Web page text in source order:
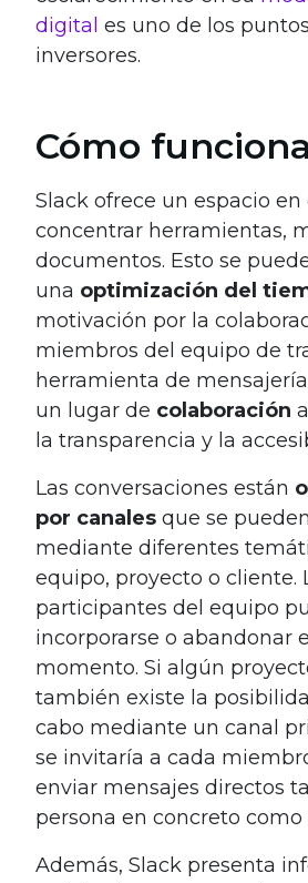
digital es uno de los
inversores.
Cómo funciona
Slack ofrece un espacio
concentrar herramientas,
documentos. Esto se
una optimización del
motivación por la
miembros del equipo de
herramienta de
un lugar de colaboración
la transparencia y la
Las conversaciones están
por canales que se
mediante diferentes
equipo, proyecto o cliente.
participantes del equipo
incorporarse o abandonar
momento. Si algún
también existe la
cabo mediante un canal
se invitaría a cada
enviar mensajes directos
persona en concreto como
Además, Slack presenta